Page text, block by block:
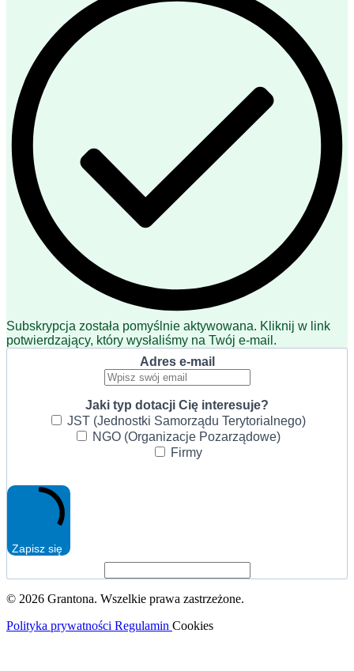
Subskrypcja została pomyślnie aktywowana. Kliknij w link
potwierdzający, który wysłaliśmy na Twój e-mail.
Adres e-mail
Jaki typ dotacji Cię interesuje?
JST (Jednostki Samorządu Terytorialnego)
NGO (Organizacje Pozarządowe)
Firmy
Zapisz się
© 2026 Grantona. Wszelkie prawa zastrzeżone.
Polityka prywatności Regulamin Cookies